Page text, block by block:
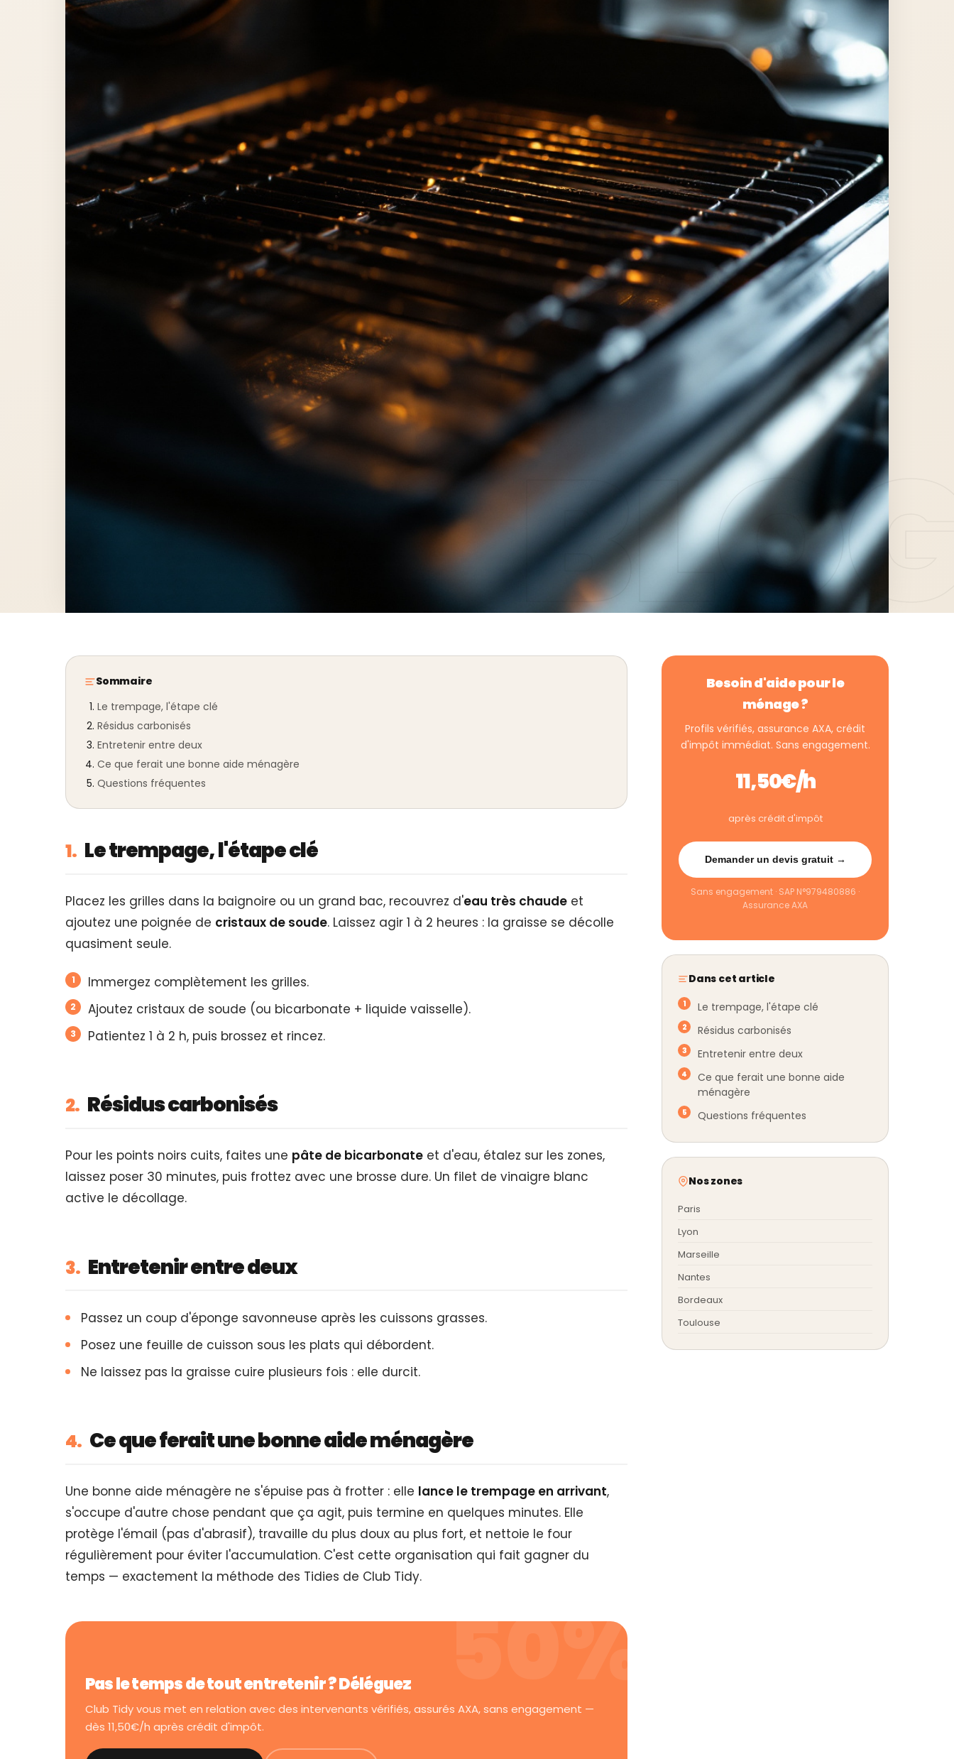
Sommaire
Le trempage, l'étape clé
Résidus carbonisés
Entretenir entre deux
Ce que ferait une bonne aide ménagère
Questions fréquentes
1. Le trempage, l'étape clé
Placez les grilles dans la baignoire ou un grand bac, recouvrez d'eau très chaude et
ajoutez une poignée de cristaux de soude. Laissez agir 1 à 2 heures : la graisse se décolle
quasiment seule.
Immergez complètement les grilles.
Ajoutez cristaux de soude (ou bicarbonate + liquide vaisselle).
Patientez 1 à 2 h, puis brossez et rincez.
2. Résidus carbonisés
Pour les points noirs cuits, faites une pâte de bicarbonate et d'eau, étalez sur les zones,
laissez poser 30 minutes, puis frottez avec une brosse dure. Un filet de vinaigre blanc
active le décollage.
3. Entretenir entre deux
Passez un coup d'éponge savonneuse après les cuissons grasses.
Posez une feuille de cuisson sous les plats qui débordent.
Ne laissez pas la graisse cuire plusieurs fois : elle durcit.
4. Ce que ferait une bonne aide ménagère
Une bonne aide ménagère ne s'épuise pas à frotter : elle lance le trempage en arrivant,
s'occupe d'autre chose pendant que ça agit, puis termine en quelques minutes. Elle
protège l'émail (pas d'abrasif), travaille du plus doux au plus fort, et nettoie le four
régulièrement pour éviter l'accumulation. C'est cette organisation qui fait gagner du
temps — exactement la méthode des Tidies de Club Tidy.
Pas le temps de tout entretenir ? Déléguez
Club Tidy vous met en relation avec des intervenants vérifiés, assurés AXA, sans engagement —
dès 11,50€/h après crédit d'impôt.
Besoin d'aide pour le
ménage ?
Profils vérifiés, assurance AXA, crédit
d'impôt immédiat. Sans engagement.
11,50€/h
après crédit d'impôt
Demander un devis gratuit →
Sans engagement · SAP N°979480886 ·
Assurance AXA
Dans cet article
Le trempage, l'étape clé
Résidus carbonisés
Entretenir entre deux
Ce que ferait une bonne aide
ménagère
Questions fréquentes
Nos zones
Paris
Lyon
Marseille
Nantes
Bordeaux
Toulouse